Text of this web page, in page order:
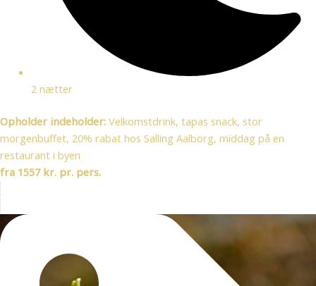
2 nætter
Opholder indeholder: Velkomstdrink, tapas snack, stor
morgenbuffet, 20% rabat hos Salling Aalborg, middag på en
restaurant i byen
fra 1557 kr. pr. pers.